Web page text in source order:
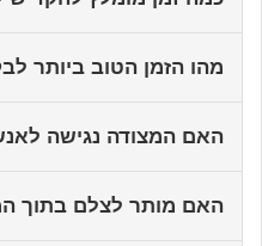
מהו הזמן הטוב ביותר
האם המצודה נגישה
האם מותר לצלם בתוך